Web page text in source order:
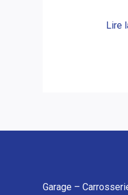
Lire
Garage –